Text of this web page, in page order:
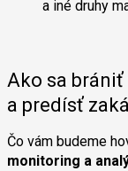
a iné druhy
Ako sa brániť
a predísť
Čo vám budeme
monitoring a